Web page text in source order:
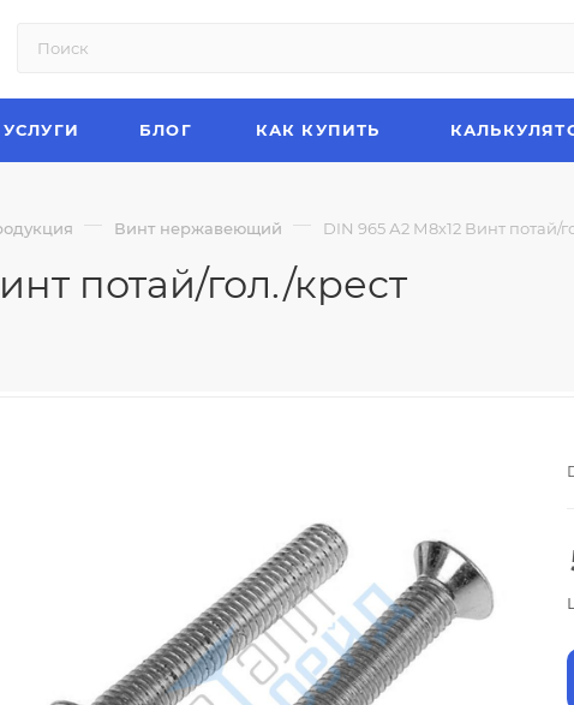
УСЛУГИ БЛОГ КАК КУПИТЬ
— Винт нержавеющий — DIN 965 А2 М8х12 Винт потай/
потай/гол./крест